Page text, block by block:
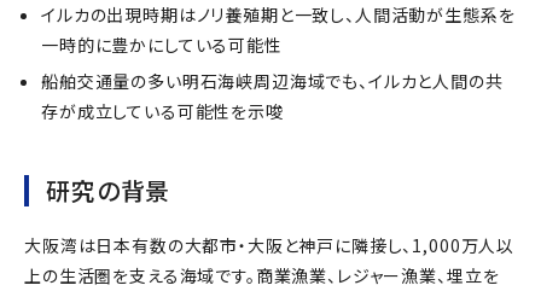
イルカの出現時期はノリ養殖期と一致し、人間活動が生態系を
一時的に豊かにしている可能性
船舶交通量の多い明石海峡周辺海域でも、イルカと人間の共
存が成立している可能性を示唆
研究の背景
大阪湾は日本有数の大都市・大阪と神戸に隣接し、1,000万人以
上の生活圏を支える海域です。商業漁業、レジャー漁業、埋立を